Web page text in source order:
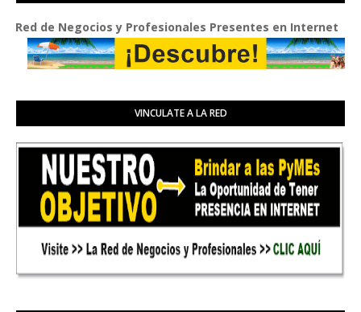
Negocios y Profesionales Presentes en Internet
VINCULATE A LA RED